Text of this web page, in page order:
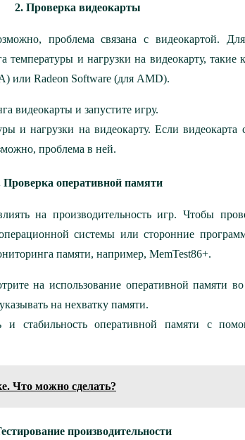
2. Проверка видеокарты
проблема связана с видеокартой.
температуры и нагрузки на видеокарту, такие
или Radeon Software (для AMD).
видеокарты и запустите игру.
и нагрузки на видеокарту. Если видеокарта
проблема в ней.
Проверка оперативной памяти
на производительность игр. Чтобы
системы или сторонние
памяти, например, MemTest86+.
на использование оперативной памяти
на нехватку памяти.
и стабильность оперативной памяти с
Что можно сделать?
производительности